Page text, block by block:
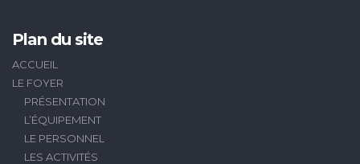
Plan du site
ACCUEIL
LE FOYER
PRÉSENTATION
L’ÉQUIPEMENT
LE PERSONNEL
LES ACTIVITÉS